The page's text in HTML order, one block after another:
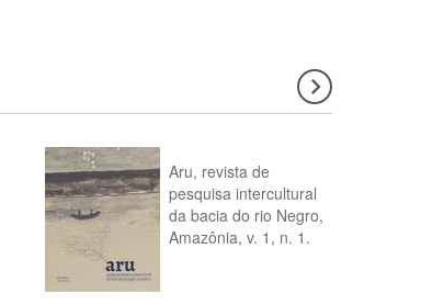
Aru, revista de
pesquisa intercultural
da bacia do rio Negro,
Amazônia, v. 1, n. 1.